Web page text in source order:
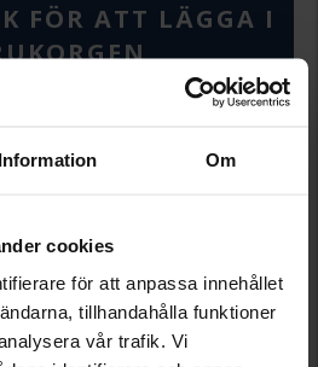
Information Om
cookies
för att anpassa innehållet
tillhandahålla funktioner
vår trafik. Vi
FÖR ATT LÄGGA I
och graverade varor
eller öppet köp för
varor. Läs mer om